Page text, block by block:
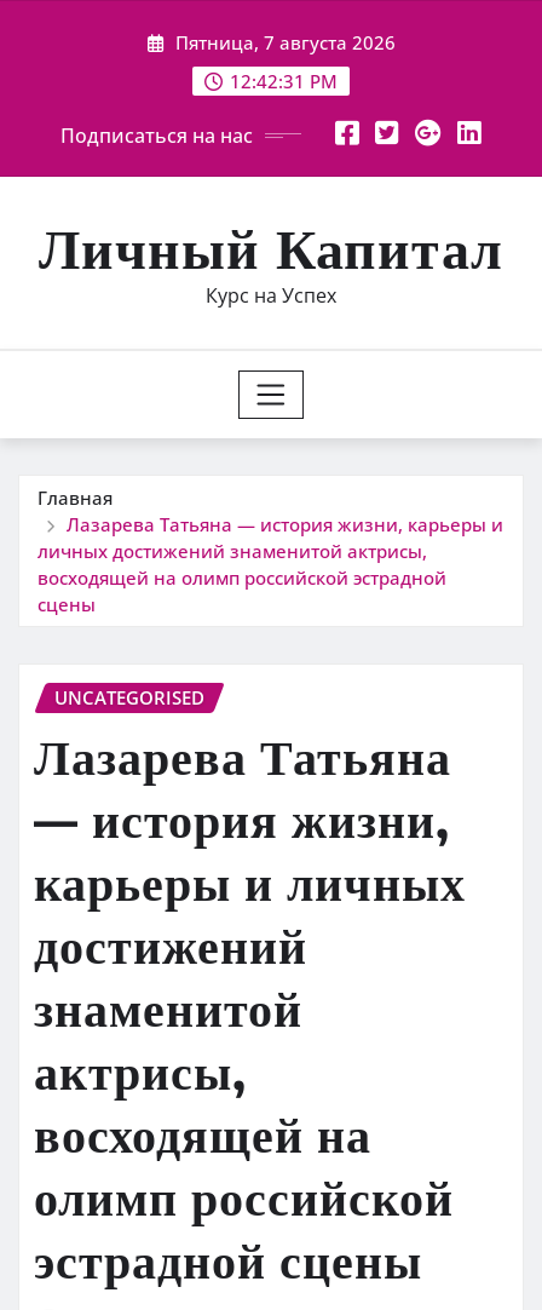
Пятница, 7 августа 2026
12:42:32 PM
Подписаться на нас
Личный Капитал
Курс на Успех
Главная
Лазарева Татьяна — история жизни, карьеры и
личных достижений знаменитой актрисы,
восходящей на олимп российской эстрадной
сцены
UNCATEGORISED
Лазарева Татьяна
— история жизни,
карьеры и личных
достижений
знаменитой
актрисы,
восходящей на
олимп российской
эстрадной сцены